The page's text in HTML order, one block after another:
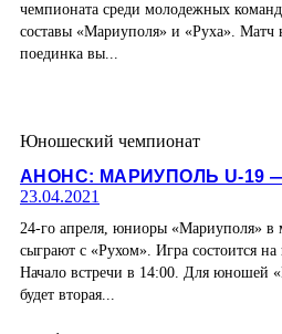
чемпионата среди молодежных команд
составы «Мариуполя» и «Руха». Матч
поединка вы...
Юношеский чемпионат
АНОНС: МАРИУПОЛЬ U-19 —
23.04.2021
24-го апреля, юниоры «Мариуполя» в
сыграют с «Рухом». Игра состоится
Начало встречи в 14:00. Для юношей
будет вторая...